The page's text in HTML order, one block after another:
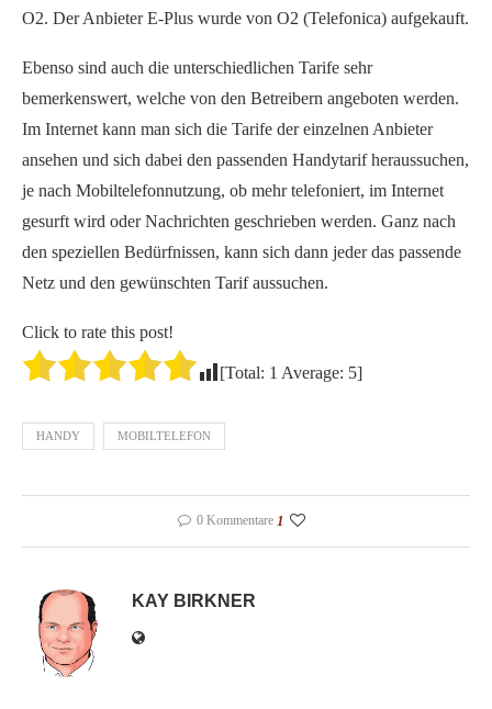
O2. Der Anbieter E-Plus wurde von O2 (Telefonica) aufgekauft.
Ebenso sind auch die unterschiedlichen Tarife sehr
bemerkenswert, welche von den Betreibern angeboten werden.
Im Internet kann man sich die Tarife der einzelnen Anbieter
ansehen und sich dabei den passenden Handytarif heraussuchen,
je nach Mobiltelefonnutzung, ob mehr telefoniert, im Internet
gesurft wird oder Nachrichten geschrieben werden. Ganz nach
den speziellen Bedürfnissen, kann sich dann jeder das passende
Netz und den gewünschten Tarif aussuchen.
Click to rate this post!
[Total: 1 Average: 5]
HANDY MOBILTELEFON
0 Kommentare 1
KAY BIRKNER